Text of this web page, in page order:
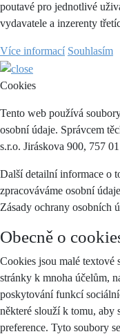
poutavé pro jednotlivé
vydavatele a inzerenty
Více informací Souhlasím
Cookies
Tento web používá
osobní údaje. Správcem
s.r.o. Jiráskova 900, 757
Další detailní informace o
zpracováváme osobní
Zásady ochrany osobních
Obecně o
Cookies jsou malé textové
stránky k mnoha účelům,
poskytování funkcí
některé slouží k tomu, aby
preference. Tyto soubory